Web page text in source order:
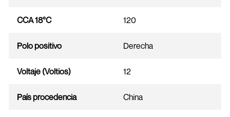
CCA 18°C 120
Polo positivo Derecha
Voltaje (Voltios) 12
País procedencia China